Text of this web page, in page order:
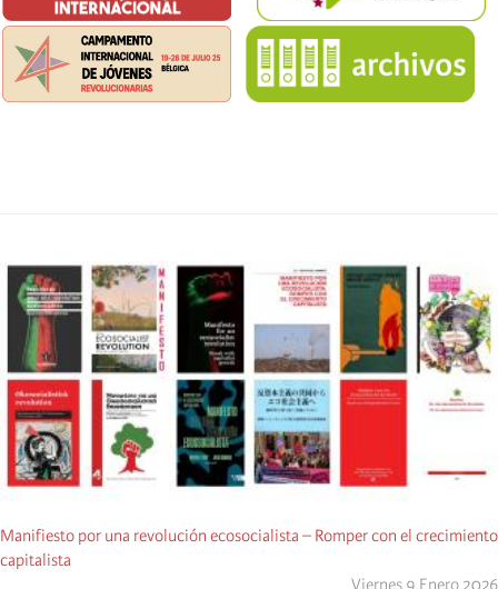
Manifiesto por una revolución ecosocialista – Romper con el crecimiento
capitalista
Viernes 9 Enero 2026